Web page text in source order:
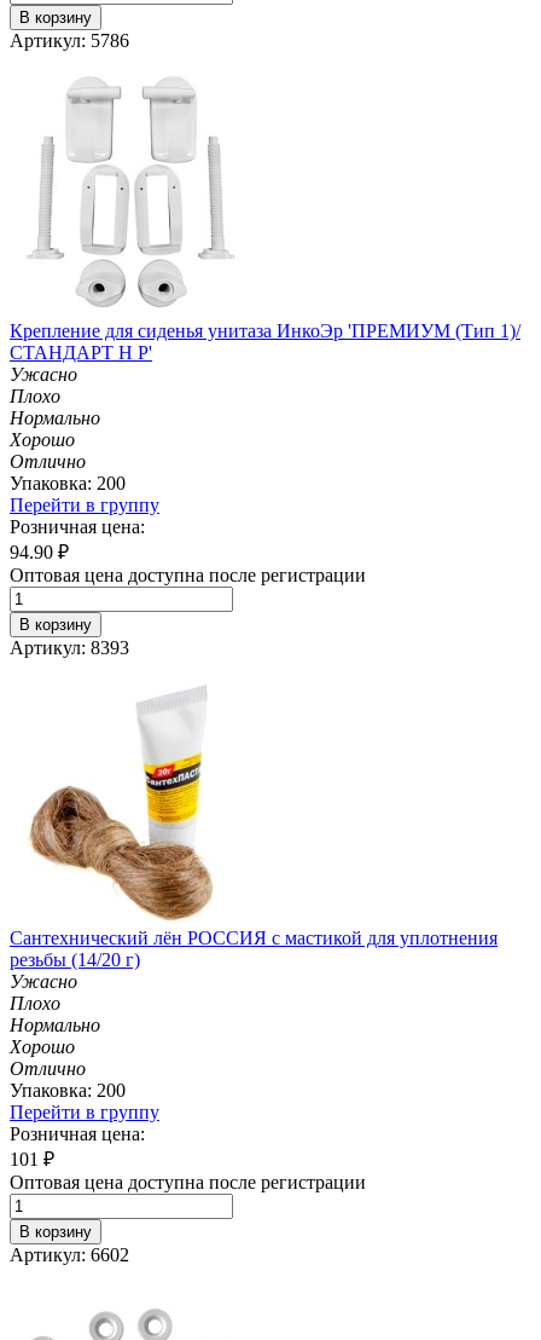
В корзину
Артикул: 5786
Крепление для сиденья унитаза ИнкоЭр 'ПРЕМИУМ (Тип 1)/
СТАНДАРТ Н Р'
Ужасно
Плохо
Нормально
Хорошо
Отлично
Упаковка: 200
Перейти в группу
Розничная цена:
94.90 ₽
Оптовая цена доступна после регистрации
В корзину
Артикул: 8393
Сантехнический лён РОССИЯ с мастикой для уплотнения
резьбы (14/20 г)
Ужасно
Плохо
Нормально
Хорошо
Отлично
Упаковка: 200
Перейти в группу
Розничная цена:
101 ₽
Оптовая цена доступна после регистрации
В корзину
Артикул: 6602